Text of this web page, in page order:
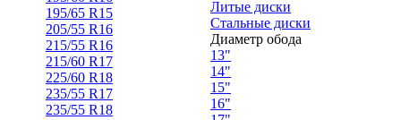
195/65 R15
205/55 R16
215/55 R16
215/60 R17
225/60 R18
235/55 R17
235/55 R18
Литые диски
Стальные диски
Диаметр обода
13"
14"
15"
16"